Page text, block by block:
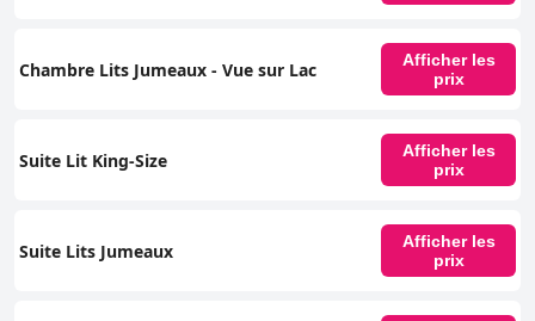
Chambre Lits Jumeaux - Vue sur Lac
Afficher les
prix
Suite Lit King-Size
Afficher les
prix
Suite Lits Jumeaux
Afficher les
prix